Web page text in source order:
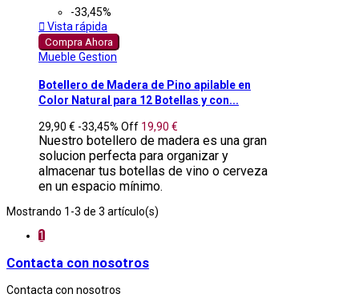
-33,45%
 Vista rápida
Compra Ahora
Mueble Gestion
Botellero de Madera de Pino apilable en
Color Natural para 12 Botellas y con...
29,90 € -33,45% Off 19,90 €
Nuestro botellero de madera es una gran
solucion perfecta para organizar y
almacenar tus botellas de vino o cerveza
en un espacio mínimo.
Mostrando 1-3 de 3 artículo(s)
1
Contacta con nosotros
Contacta con nosotros